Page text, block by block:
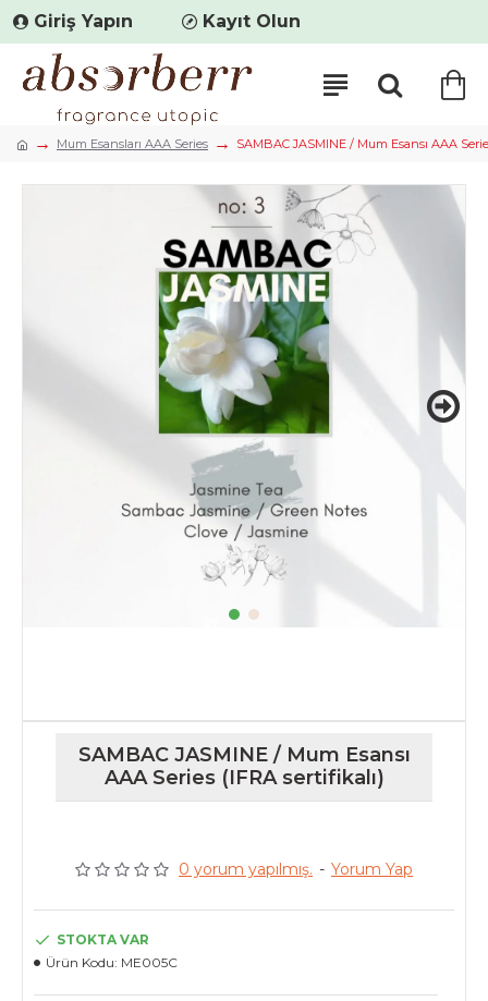
Giriş Yapın Kayıt Olun
Mum Esansları AAA Series SAMBAC JASMINE / Mum Esansı AAA
SAMBAC JASMINE / Mum Esansı
AAA Series (IFRA sertifikalı)
0 yorum yapılmış. - Yorum Yap
STOKTA VAR
Ürün Kodu: ME005C